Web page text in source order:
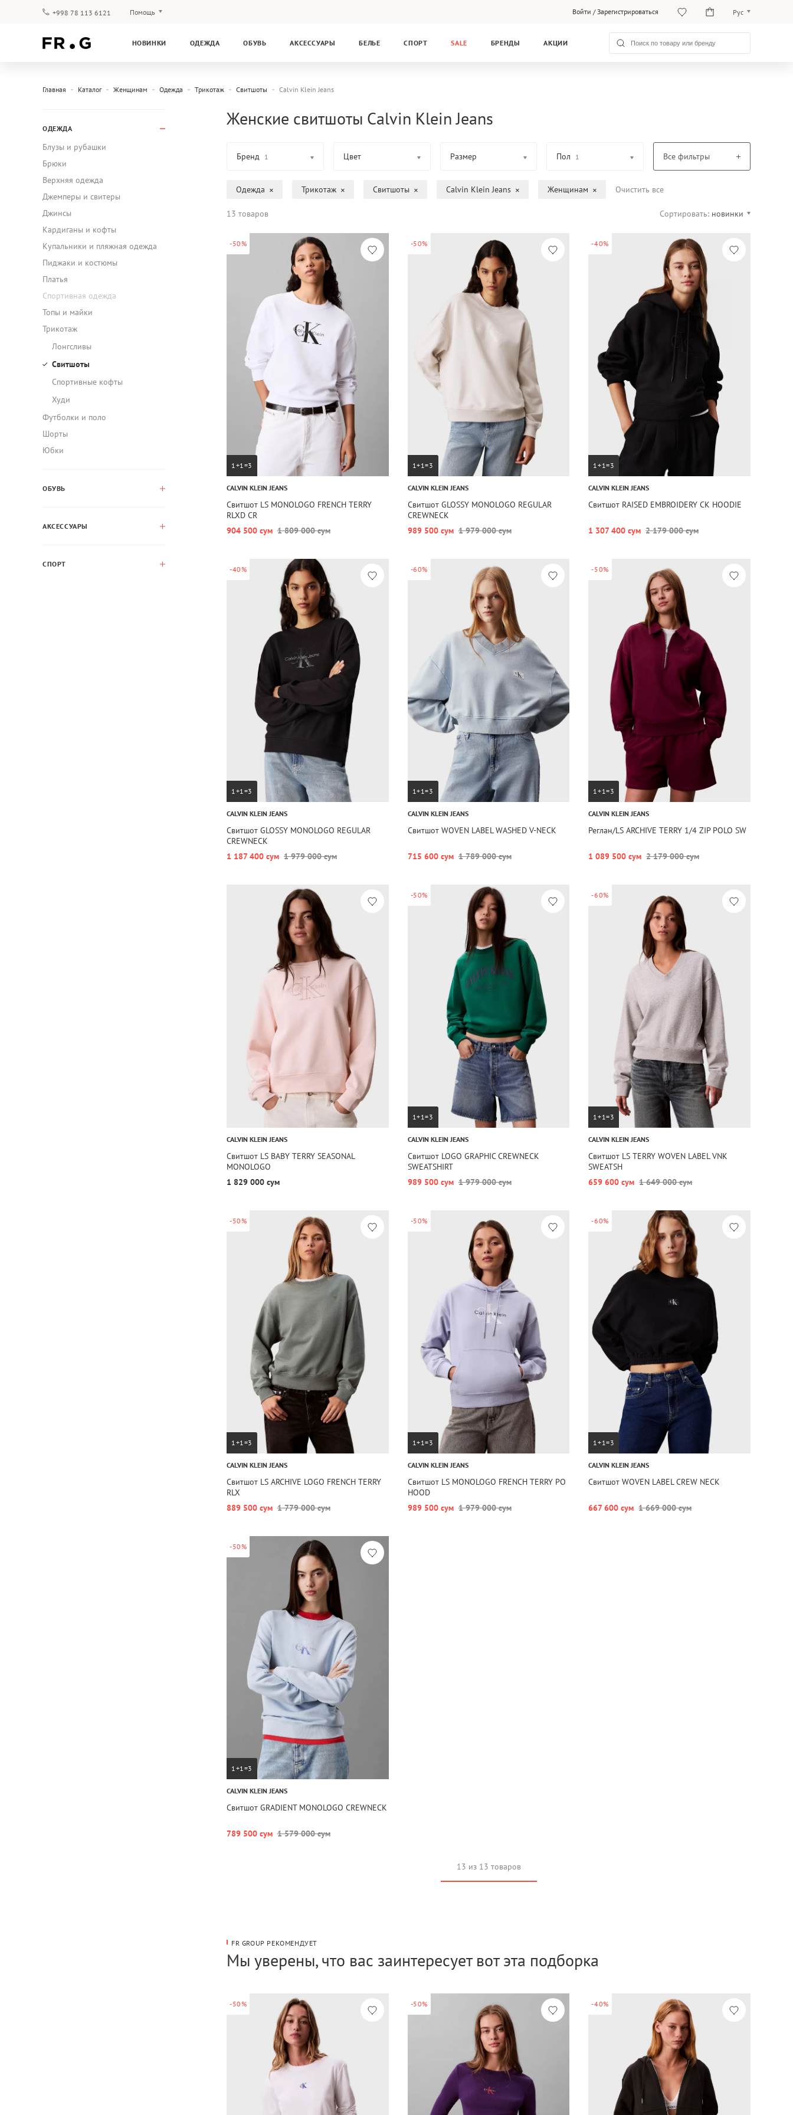
+998 78 113 6121 Помощь Войти /Зарегистрироваться Рус
Рус
НОВИНКИ ОДЕЖДА ОБУВЬ АКСЕССУАРЫ БЕЛЬЕ СПОРТ SALE БРЕНДЫ АКЦИИ
Главная Каталог Женщинам Одежда Трикотаж Свитшоты Calvin Klein Jeans
ОДЕЖДА
Блузы и рубашки
Брюки
Верхняя одежда
Джемперы и свитеры
Джинсы
Кардиганы и кофты
Купальники и пляжная одежда
Пиджаки и костюмы
Платья
Спортивная одежда
Топы и майки
Трикотаж
Лонгсливы
Свитшоты
Спортивные кофты
Худи
Футболки и поло
Шорты
Юбки
ОБУВЬ
АКСЕССУАРЫ
СПОРТ
Женские свитшоты Calvin Klein Jeans
Бренд 1 Цвет Размер Пол 1 Все фильтры
Одежда Трикотаж Свитшоты Calvin Klein Jeans Женщинам Очистить все
13 товаров Сортировать: новинки
-50%
1+1=3
CALVIN KLEIN JEANS
Свитшот LS MONOLOGO FRENCH TERRY
RLXD CR
904 500 сум 1 809 000 сум
-50%
1+1=3
CALVIN KLEIN JEANS
Свитшот GLOSSY MONOLOGO REGULAR
CREWNECK
989 500 сум 1 979 000 сум
-40%
1+1=3
CALVIN KLEIN JEANS
Свитшот RAISED EMBROIDERY CK HOODIE
1 307 400 сум 2 179 000 сум
-40%
1+1=3
CALVIN KLEIN JEANS
Свитшот GLOSSY MONOLOGO REGULAR
CREWNECK
1 187 400 сум 1 979 000 сум
-60%
1+1=3
CALVIN KLEIN JEANS
Свитшот WOVEN LABEL WASHED V-NECK
715 600 сум 1 789 000 сум
-50%
1+1=3
CALVIN KLEIN JEANS
Реглан/LS ARCHIVE TERRY 1/4 ZIP POLO SW
1 089 500 сум 2 179 000 сум
CALVIN KLEIN JEANS
Свитшот LS BABY TERRY SEASONAL
MONOLOGO
1 829 000 сум
-50%
1+1=3
CALVIN KLEIN JEANS
Свитшот LOGO GRAPHIC CREWNECK
SWEATSHIRT
989 500 сум 1 979 000 сум
-60%
1+1=3
CALVIN KLEIN JEANS
Свитшот LS TERRY WOVEN LABEL VNK
SWEATSH
659 600 сум 1 649 000 сум
-50%
1+1=3
CALVIN KLEIN JEANS
Свитшот LS ARCHIVE LOGO FRENCH TERRY
RLX
889 500 сум 1 779 000 сум
-50%
1+1=3
CALVIN KLEIN JEANS
Свитшот LS MONOLOGO FRENCH TERRY PO
HOOD
989 500 сум 1 979 000 сум
-60%
1+1=3
CALVIN KLEIN JEANS
Свитшот WOVEN LABEL CREW NECK
667 600 сум 1 669 000 сум
-50%
1+1=3
CALVIN KLEIN JEANS
Свитшот GRADIENT MONOLOGO CREWNECK
789 500 сум 1 579 000 сум
13 из 13 товаров
FR GROUP РЕКОМЕНДУЕТ
Мы уверены, что вас заинтересует вот эта подборка
-50% -50% -40%